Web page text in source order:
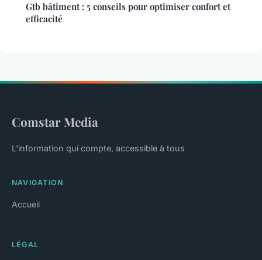
Gtb bâtiment : 5 conseils pour optimiser confort et
efficacité
Comstar Media
L'information qui compte, accessible à tous
NAVIGATION
Accueil
LÉGAL